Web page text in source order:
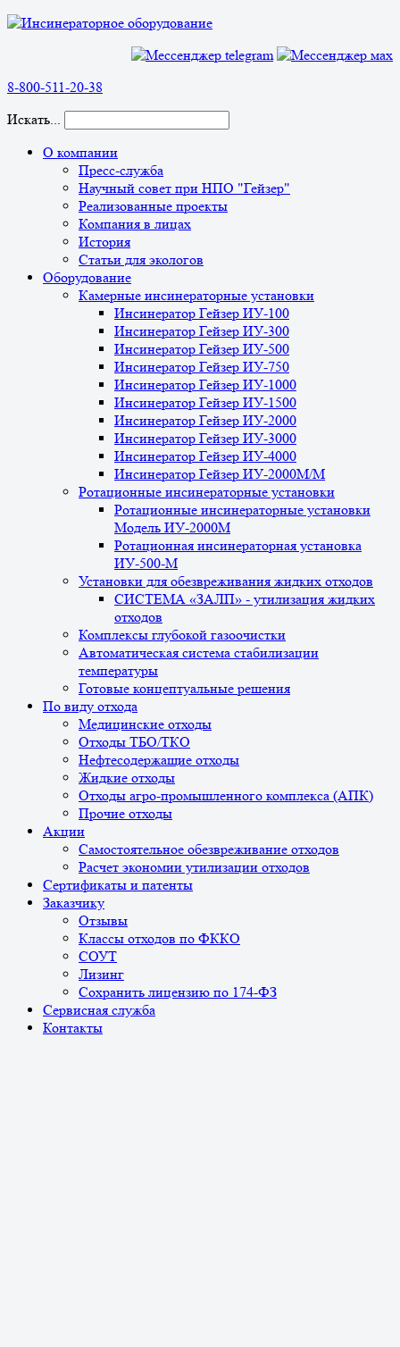
8-800-511-20-38
Искать...
О компании
Пресс-служба
Научный совет при НПО "Гейзер"
Реализованные проекты
Компания в лицах
История
Статьи для экологов
Оборудование
Камерные инсинераторные установки
Инсинератор Гейзер ИУ-100
Инсинератор Гейзер ИУ-300
Инсинератор Гейзер ИУ-500
Инсинератор Гейзер ИУ-750
Инсинератор Гейзер ИУ-1000
Инсинератор Гейзер ИУ-1500
Инсинератор Гейзер ИУ-2000
Инсинератор Гейзер ИУ-3000
Инсинератор Гейзер ИУ-4000
Инсинератор Гейзер ИУ-2000М/М
Ротационные инсинераторные установки
Ротационные инсинераторные установки
Модель ИУ-2000М
Ротационная инсинераторная установка
ИУ-500-М
Установки для обезвреживания жидких отходов
СИСТЕМА «ЗАЛП» - утилизация жидких
отходов
Комплексы глубокой газоочистки
Автоматическая система стабилизации
температуры
Готовые концептуальные решения
По виду отхода
Медицинские отходы
Отходы ТБО/ТКО
Нефтесодержащие отходы
Жидкие отходы
Отходы агро-промышленного комплекса (АПК)
Прочие отходы
Акции
Самостоятельное обезвреживание отходов
Расчет экономии утилизации отходов
Сертификаты и патенты
Заказчику
Отзывы
Классы отходов по ФККО
СОУТ
Лизинг
Сохранить лицензию по 174-ФЗ
Сервисная служба
Контакты